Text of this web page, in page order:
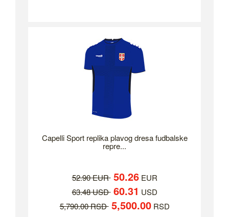
Capelli Sport replika plavog dresa fudbalske
repre...
52.90 EUR 50.26EUR
63.48 USD 60.31 USD
5,790.00 RSD 5,500.00RSD